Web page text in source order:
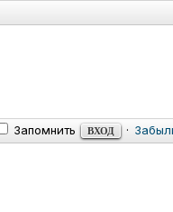
Запомнить ·